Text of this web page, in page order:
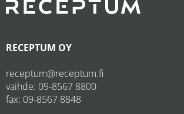
RECEPTUM OY
receptum@receptum.fi
vaihde: 09-8567 8800
fax: 09-8567 8848